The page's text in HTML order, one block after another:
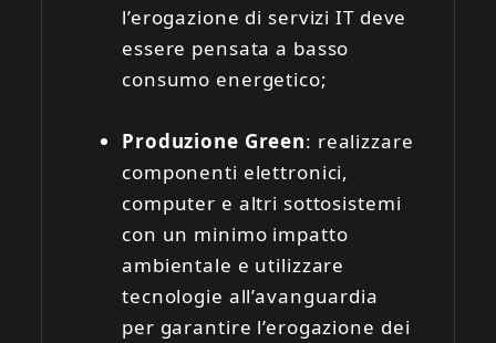
l’erogazione di servizi IT deve
essere pensata a basso
consumo energetico;
Produzione Green: realizzare
componenti elettronici,
computer e altri sottosistemi
con un minimo impatto
ambientale e utilizzare
tecnologie all’avanguardia
per garantire l’erogazione dei